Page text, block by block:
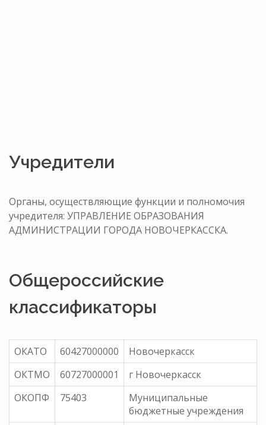
Учредители
Органы, осуществляющие функции и полномочия
учредителя: УПРАВЛЕНИЕ ОБРАЗОВАНИЯ
АДМИНИСТРАЦИИ ГОРОДА НОВОЧЕРКАССКА.
Общероссийские
классификаторы
ОКАТО 60427000000
Новочеркасск
ОКТМО
60727000001
г Новочеркасск
ОКОПФ
75403
Муниципальные
бюджетные учреждения